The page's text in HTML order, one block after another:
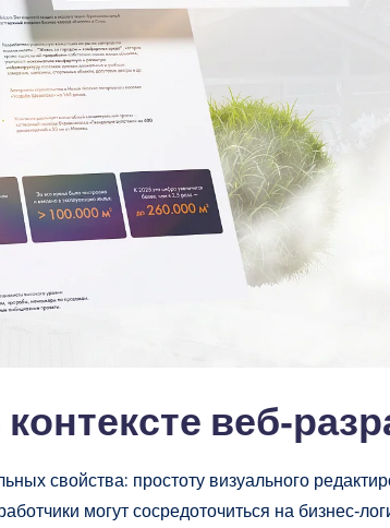
свойства: простоту визуального
могут сосредоточиться на